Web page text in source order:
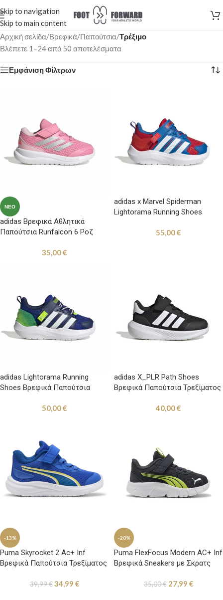
Skip to navigation
Skip to main content
Αρχική σελίδα/Βρεφικά/Παπούτσια/Τρέξιμο
Βλέπετε 1–24 από 50 αποτελέσματα
Εμφάνιση Φίλτρων
ΝΈΟ
adidas Βρεφικά Αθλητικά
Παπούτσια Runfalcon 6 Ροζ
35,00€
adidas x Marvel Spiderman
Lightorama Running Shoes
Κόκκινα / Μπλε55,00€
adidas Lightorama Running
Shoes Βρεφικά Παπούτσια
50,00€
adidas X_PLR Path Shoes
Βρεφικά Παπούτσια Τρεξίματος
40,00€
-13%
Puma Skyrocket 2 Ac+ Inf
Βρεφικά Παπούτσια Τρεξίματος
39,99€ 34,99 €
-20%
Puma FlexFocus Modern AC+ Inf
Βρεφικά Sneakers με Σκρατς
35,00€ 27,99 €